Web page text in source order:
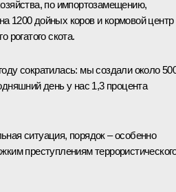
по импортозамещению,
1200 дойных коров и кормовой центр
рогатого скота.
сократилась: мы создали около
день у нас 1,3 процента
ситуация, порядок – особенно
преступлениям